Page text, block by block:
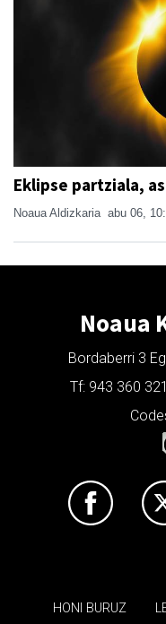
Eklipse partziala,
Noaua Aldizkaria abu 06,
Noaua
Bordaberri 3
Tf: 943 360
HONI BURUZ